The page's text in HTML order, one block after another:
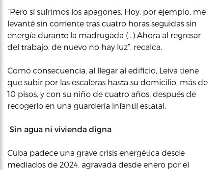
“Pero sí sufrimos los apagones. Hoy, por ejemplo, me
levanté sin corriente tras cuatro horas seguidas sin
energía durante la madrugada (…) Ahora al regresar
del trabajo, de nuevo no hay luz”, recalca.
Como consecuencia, al llegar al edificio, Leiva tiene
que subir por las escaleras hasta su domicilio, más de
10 pisos, y con su niño de cuatro años, después de
recogerlo en una guardería infantil estatal.
Sin agua ni vivienda digna
Cuba padece una grave crisis energética desde
mediados de 2024, agravada desde enero por el